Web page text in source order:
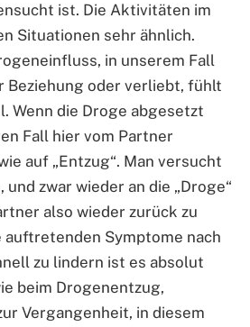
ist. Die Aktivitäten im
Situationen sehr ähnlich.
in unserem Fall
Beziehung oder verliebt, fühlt
Wenn die Droge abgesetzt
Fall hier vom Partner
auf „Entzug“. Man versucht
und zwar wieder an die „Droge“
also wieder zurück zu
auftretenden Symptome nach
zu lindern ist es absolut
beim Drogenentzug,
Vergangenheit, in diesem